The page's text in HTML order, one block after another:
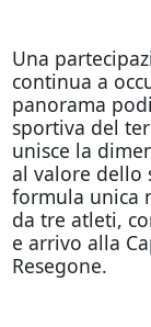
Una
continua a
panorama
sportiva del
unisce la
al valore dello
formula unica
da tre atleti,
e arrivo alla
Resegone.